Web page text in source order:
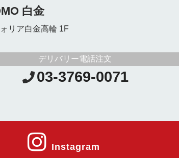
白金
リア白金高輪 1F
デリバリー電話注文
03-3769-0071
Instagram